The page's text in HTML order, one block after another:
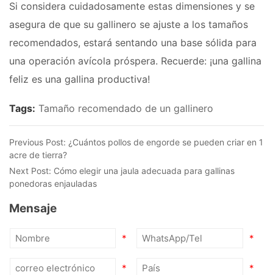
Si considera cuidadosamente estas dimensiones y se
asegura de que su gallinero se ajuste a los tamaños
recomendados, estará sentando una base sólida para
una operación avícola próspera. Recuerde: ¡una gallina
feliz es una gallina productiva!
Tags: Tamaño recomendado de un gallinero
Previous Post: ¿Cuántos pollos de engorde se pueden criar en 1
acre de tierra?
Next Post: Cómo elegir una jaula adecuada para gallinas
ponedoras enjauladas
Mensaje
* *
* *